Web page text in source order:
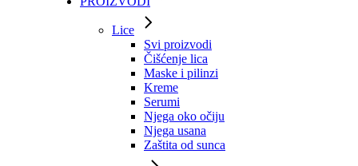
Lice
Svi proizvodi
Čišćenje lica
Maske i pilinzi
Kreme
Serumi
Njega oko očiju
Njega usana
Zaštita od sunca